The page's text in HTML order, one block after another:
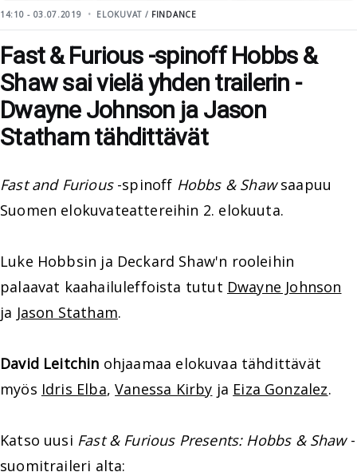
14:10 - 03.07.2019 ELOKUVAT / FINDANCE
Fast & Furious -spinoff Hobbs &
Shaw sai vielä yhden trailerin -
Dwayne Johnson ja Jason
Statham tähdittävät
Fast and Furious-spinoff Hobbs & Shawsaapuu
Suomen elokuvateattereihin 2. elokuuta.
Luke Hobbsin ja Deckard Shaw'n rooleihin
palaavat kaahailuleffoista tutut Dwayne Johnson
ja Jason Statham.
David Leitchin ohjaamaa elokuvaa tähdittävät
myös Idris Elba,Vanessa Kirby ja Eiza Gonzalez.
Katso uusi Fast & Furious Presents: Hobbs & Shaw-
suomitraileri alta: